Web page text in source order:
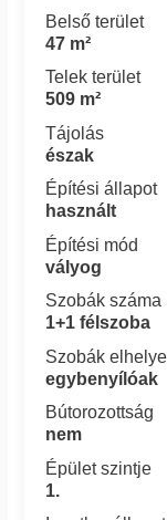
Belső terület
47 m²
Telek terület
509 m²
Tájolás
észak
Építési állapot
használt
Építési mód
vályog
Szobák száma
1+1 félszoba
Szobák
egybenyílóak
Bútorozottság
nem
Épület szintje
1.